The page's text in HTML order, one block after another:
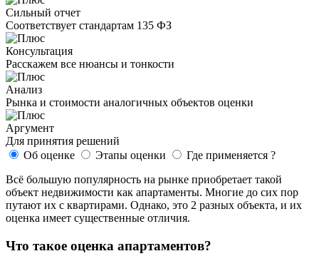
Сильный отчет
Соответствует стандартам 135 ФЗ
Консультация
Расскажем все нюансы и тонкости
Анализ
Рынка и стоимости аналогичных объектов оценки
Аргумент
Для принятия решений
Об оценке
Этапы оценки
Где применяется ?
Всё большую популярность на рынке приобретает такой
объект недвижимости как апартаменты. Многие до сих пор
путают их с квартирами. Однако, это 2 разных объекта, и их
оценка имеет существенные отличия.
Что такое оценка апартаментов?